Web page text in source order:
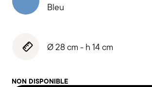
Bleu
Ø 28 cm - h 14 cm
NON DISPONIBLE